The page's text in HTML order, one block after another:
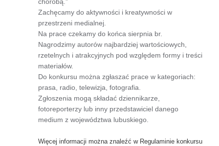
Zachęcamy do aktywności i kreatywności w
przestrzeni medialnej.
Na prace czekamy do końca sierpnia br.
Nagrodzimy autorów najbardziej wartościowych,
rzetelnych i atrakcyjnych pod względem formy i treści
materiałów.
Do konkursu można zgłaszać prace w kategoriach:
prasa, radio, telewizja, fotografia.
Zgłoszenia mogą składać dziennikarze,
fotoreporterzy lub inny przedstawiciel danego
medium z województwa lubuskiego.
Więcej informacji można znaleźć w Regulaminie konkursu